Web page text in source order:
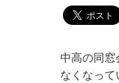
中高の同
なくなって